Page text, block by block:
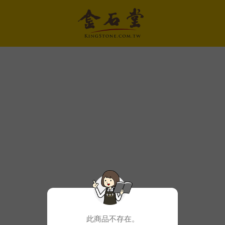
此商品不存在。